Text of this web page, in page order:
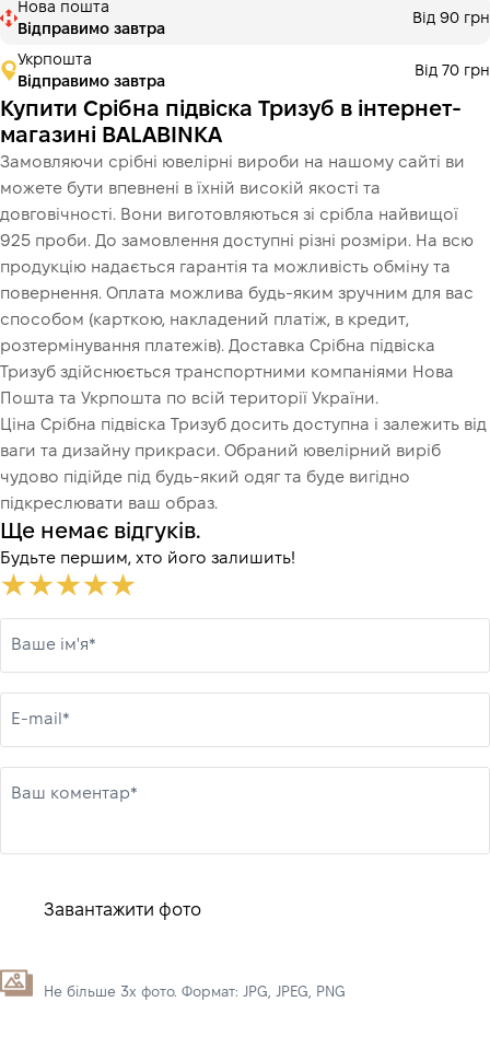
Нова пошта
Відправимо завтра
Від 90 грн
Укрпошта
Відправимо завтра
Від 70 грн
Купити Срібна підвіска Тризуб в інтернет-
магазині BALABINKA
Замовляючи срібні ювелірні вироби на нашому сайті ви
можете бути впевнені в їхній високій якості та
довговічності. Вони виготовляються зі срібла найвищої
925 проби. До замовлення доступні різні розміри. На всю
продукцію надається гарантія та можливість обміну та
повернення. Оплата можлива будь-яким зручним для вас
способом (карткою, накладений платіж, в кредит,
розтермінування платежів). Доставка Срібна підвіска
Тризуб здійснюється транспортними компаніями Нова
Пошта та Укрпошта по всій території України.
Ціна Срібна підвіска Тризуб досить доступна і залежить від
ваги та дизайну прикраси. Обраний ювелірний виріб
чудово підійде під будь-який одяг та буде вигідно
підкреслювати ваш образ.
Ще немає відгуків.
Будьте першим, хто його залишить!
Ваше ім'я*
E-mail*
Ваш коментар*
Завантажити фото
Не більше 3х фото. Формат: JPG, JPEG, PNG